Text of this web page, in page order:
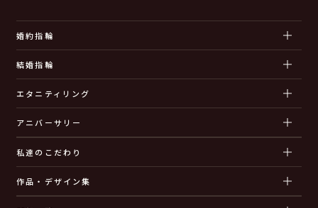
婚約指輪
結婚指輪
エタニティリング
アニバーサリー
私達のこだわり
作品・デザイン集